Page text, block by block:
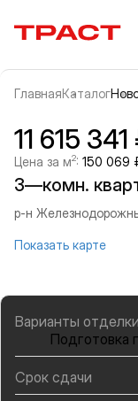
Траст | Служба
ГлавнаяКаталог
Информация
Галерея
11 615
Цена за м2: 150 069
3—комн.
р-н
Показать карте
Варианты отделки
Подготовка
Срок сдачи